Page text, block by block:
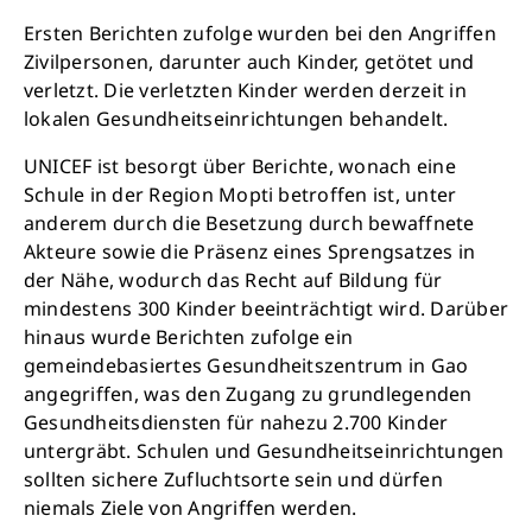
Ersten Berichten zufolge wurden bei den Angriffen
Zivilpersonen, darunter auch Kinder, getötet und
verletzt. Die verletzten Kinder werden derzeit in
lokalen Gesundheitseinrichtungen behandelt.
UNICEF ist besorgt über Berichte, wonach eine
Schule in der Region Mopti betroffen ist, unter
anderem durch die Besetzung durch bewaffnete
Akteure sowie die Präsenz eines Sprengsatzes in
der Nähe, wodurch das Recht auf Bildung für
mindestens 300 Kinder beeinträchtigt wird. Darüber
hinaus wurde Berichten zufolge ein
gemeindebasiertes Gesundheitszentrum in Gao
angegriffen, was den Zugang zu grundlegenden
Gesundheitsdiensten für nahezu 2.700 Kinder
untergräbt. Schulen und Gesundheitseinrichtungen
sollten sichere Zufluchtsorte sein und dürfen
niemals Ziele von Angriffen werden.